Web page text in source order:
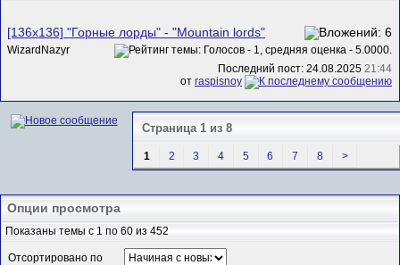
[136x136] "Горные лорды" - "Mountain lords"
WizardNazyr
Последний пост: 24.08.2025 21:44
от raspisnoy
Страница 1 из 8
1 2 3 4 5 6 7 8 >
Опции просмотра
Показаны темы с 1 по 60 из 452
Отсортировано по